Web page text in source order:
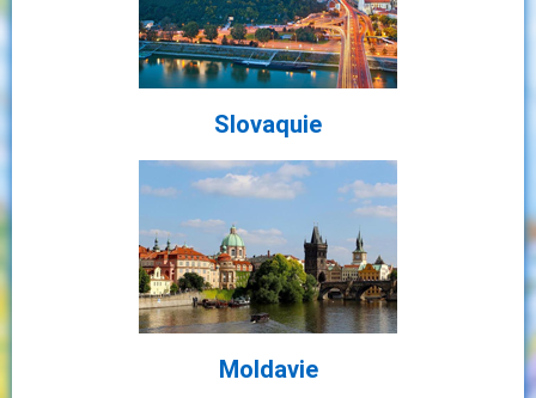
Slovaquie
Moldavie